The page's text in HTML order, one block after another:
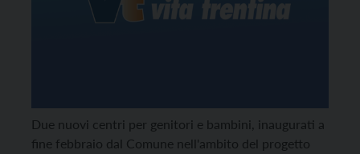
Due nuovi centri per genitori e bambini, inaugurati a
fine febbraio dal Comune nell'ambito del progetto